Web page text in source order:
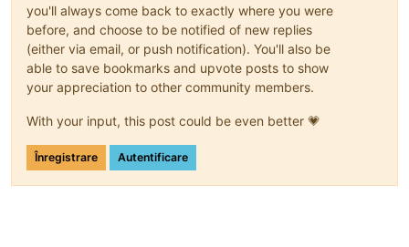
you'll always come back to exactly where you were
before, and choose to be notified of new replies
(either via email, or push notification). You'll also be
able to save bookmarks and upvote posts to show
your appreciation to other community members.
With your input, this post could be even better 💗
Înregistrare Autentificare